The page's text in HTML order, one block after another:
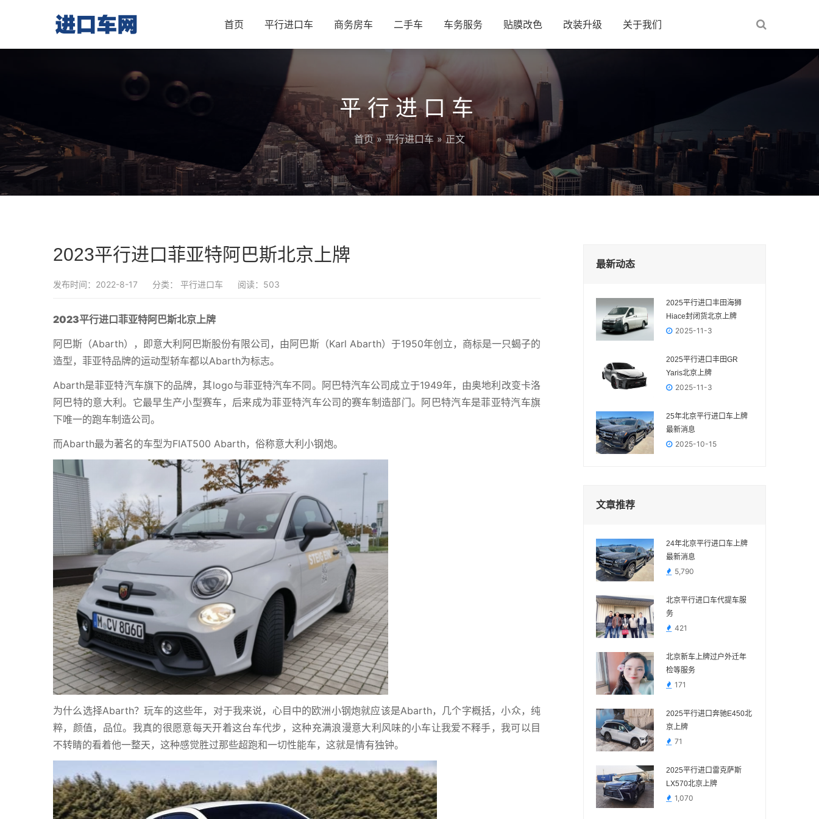
首页 平行进口车 商务房车 二手车 车务服务 贴膜改色 改装升级 关于我们
平行进口车
首页 »平行进口车 » 正文
2023平行进口菲亚特阿巴斯北京上牌
发布时间：2022-8-17 分类： 平行进口车 阅读：503
2023平行进口菲亚特阿巴斯北京上牌
阿巴斯（Abarth），即意大利阿巴斯股份有限公司，由阿巴斯（Karl Abarth）于1950年创立，商标是一只蝎子的
造型，菲亚特品牌的运动型轿车都以Abarth为标志。
Abarth是菲亚特汽车旗下的品牌，其logo与菲亚特汽车不同。阿巴特汽车公司成立于1949年，由奥地利改变卡洛
阿巴特的意大利。它最早生产小型赛车，后来成为菲亚特汽车公司的赛车制造部门。阿巴特汽车是菲亚特汽车旗
下唯一的跑车制造公司。
而Abarth最为著名的车型为FIAT500 Abarth，俗称意大利小钢炮。
为什么选择Abarth？玩车的这些年，对于我来说，心目中的欧洲小钢炮就应该是Abarth，几个字概括，小众，纯
粹，颜值，品位。我真的很愿意每天开着这台车代步，这种充满浪漫意大利风味的小车让我爱不释手，我可以目
不转睛的看着他一整天，这种感觉胜过那些超跑和一切性能车，这就是情有独钟。
最新动态
2025平行进口丰田海狮
Hiace封闭货北京上牌
2025-11-3
2025平行进口丰田GR
Yaris‌北京上牌
2025-11-3
25年北京平行进口车上牌
最新消息
2025-10-15
文章推荐
24年北京平行进口车上牌
最新消息
5,790
北京平行进口车代提车服
务
421
北京新车上牌过户外迁年
检等服务
171
2025平行进口奔驰E450北
京上牌
71
2025平行进口雷克萨斯
LX570北京上牌
1,070